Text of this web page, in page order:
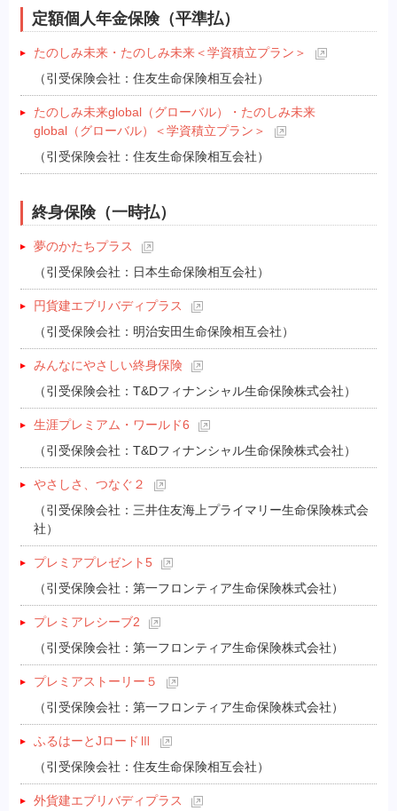
定額個人年金保険（平準払）
たのしみ未来・たのしみ未来＜学資積立プラン＞
（引受保険会社：住友生命保険相互会社）
たのしみ未来global（グローバル）・たのしみ未来
global（グローバル）＜学資積立プラン＞
（引受保険会社：住友生命保険相互会社）
終身保険（一時払）
夢のかたちプラス
（引受保険会社：日本生命保険相互会社）
円貨建エブリバディプラス
（引受保険会社：明治安田生命保険相互会社）
みんなにやさしい終身保険
（引受保険会社：T&Dフィナンシャル生命保険株式会社）
生涯プレミアム・ワールド6
（引受保険会社：T&Dフィナンシャル生命保険株式会社）
やさしさ、つなぐ２
（引受保険会社：三井住友海上プライマリー生命保険株式会
社）
プレミアプレゼント5
（引受保険会社：第一フロンティア生命保険株式会社）
プレミアレシーブ2
（引受保険会社：第一フロンティア生命保険株式会社）
プレミアストーリー５
（引受保険会社：第一フロンティア生命保険株式会社）
ふるはーとJロードⅢ
（引受保険会社：住友生命保険相互会社）
外貨建エブリバディプラス